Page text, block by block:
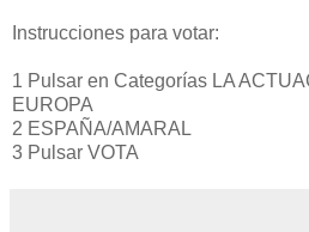
Instrucciones para votar:
1 Pulsar en Categorías LA
EUROPA
2 ESPAÑA/AMARAL
3 Pulsar VOTA